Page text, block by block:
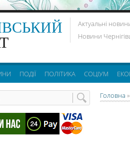
Актуальні
Новини
ПОДІЇ ПОЛІТИКА СОЦІУМ
Головна »